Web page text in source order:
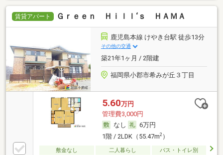
賃貸アパート Ｇｒｅｅｎ Ｈｉｌｌ‘ｓ ＨＡＭＡ
鹿児島本線 けやき台駅 徒歩13分
その他の交通
築21年1ヶ月 / 2階建
福岡県小郡市希みが丘３丁目
5.60万円
管理費3,000円
なし
6万円
1階 / 2LDK（55.47m2）
敷金なし 二人暮らし
バス・トイレ別